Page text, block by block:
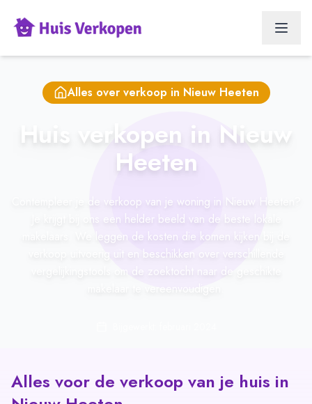
Alles over verkoop in Nieuw Heeten
Huis verkopen in Nieuw
Heeten
Contempleer je de verkoop van je woning in Nieuw Heeten?
Je krijgt bij ons een helder beeld van de beste lokale
makelaars. We leggen de kosten die komen kijken bij de
verkoop uitvoerig uit en beschikken over verschillende
vergelijkingstools om de zoektocht naar de geschikte
Alles voor de verkoop van je huis in